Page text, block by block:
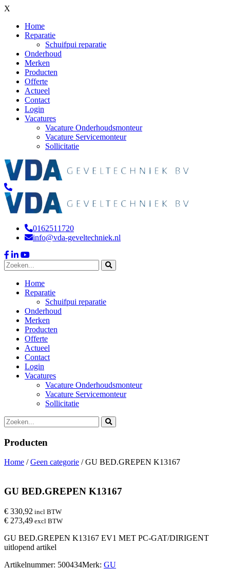
X
Home
Reparatie
Schuifpui reparatie
Onderhoud
Merken
Producten
Offerte
Actueel
Contact
Login
Vacatures
Vacature Onderhoudsmonteur
Vacature Servicemonteur
Sollicitatie
0162511720
info@vda-geveltechniek.nl
Home
Reparatie
Schuifpui reparatie
Onderhoud
Merken
Producten
Offerte
Actueel
Contact
Login
Vacatures
Vacature Onderhoudsmonteur
Vacature Servicemonteur
Sollicitatie
Producten
Home /Geen categorie / GU BED.GREPEN K13167
GU BED.GREPEN K13167
€ 330,92 incl BTW
€ 273,49 excl BTW
GU BED.GREPEN K13167 EV1 MET PC-GAT/DIRIGENT
uitlopend artikel
Artikelnummer: 500434Merk: GU